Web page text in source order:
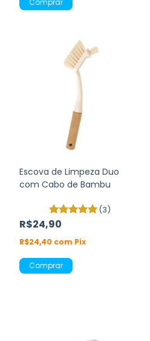
Escova de Limpeza Duo
com Cabo de Bambu
(3)
R$24,90
R$24,40 com Pix